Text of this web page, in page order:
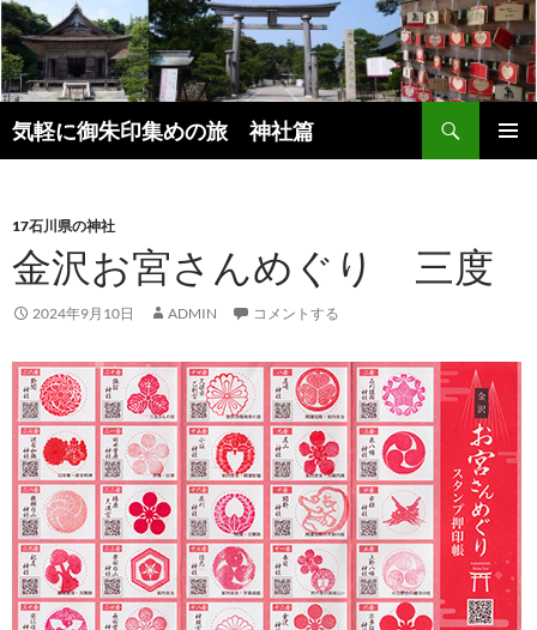
コ
ン
テ
ン
ツ
へ
プ
気軽に御朱印集めの旅 神社篇
索
17石川県の神社
金沢お宮さんめぐり 三度
2024年9月10日 ADMIN コメントする